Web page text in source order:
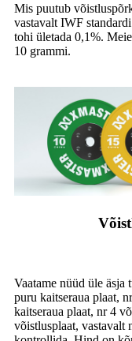
Mis puutub
vastavalt IWF
tohi ületada 0,1%.
10 grammi.
Vaatame nüüd üle äsja
puru kaitseraua plaat,
kaitseraua plaat, nr 4
võistlusplaat, vastavalt